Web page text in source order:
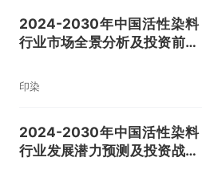
2024-2030年中国活性染料
行业市场全景分析及投资前景
印染
2024-2030年中国活性染料
行业发展潜力预测及投资战略